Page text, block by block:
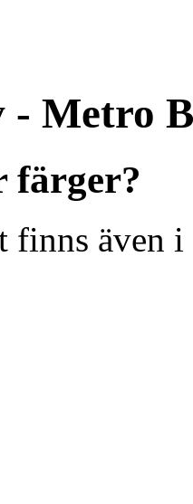
- Metro
färger?
finns även